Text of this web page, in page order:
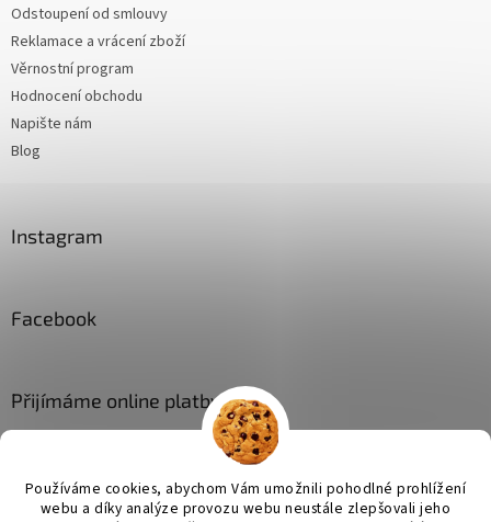
Používáme cookies, abychom Vám umožnili pohodlné prohlížení
webu a díky analýze provozu webu neustále zlepšovali jeho
Odstoupení od smlouvy
Reklamace a vrácení zboží
Věrnostní program
Hodnocení obchodu
Napište nám
Blog
Instagram
Facebook
Přijímáme online platby